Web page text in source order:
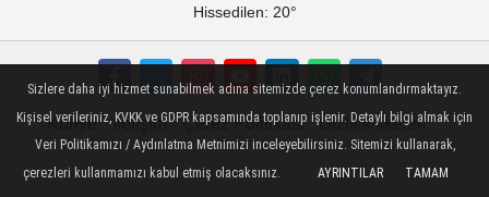
Hissedilen: 20°
Künye İletişim Çerez Politikası Gizlilik İlkeleri
Sizlere daha iyi hizmet sunabilmek adına sitemizde çerez konumlandırmaktayız.
Kişisel verileriniz, KVKK ve GDPR kapsamında toplanıp işlenir. Detaylı bilgi almak için
Veri Politikamızı / Aydınlatma Metnimizi inceleyebilirsiniz. Sitemizi kullanarak,
çerezleri kullanmamızı kabul etmiş olacaksınız.
AYRINTILAR TAMAM